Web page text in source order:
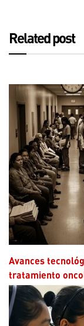
Related post
Avances tecnológicos en radioterapia hacen el
tratamiento